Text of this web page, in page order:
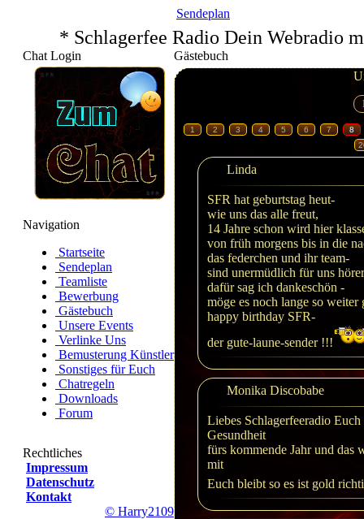
Sendeplan
* Schlagerfee Radio Dein Webradio
Chat Login
Navigation
Startseite
Sendeplan
Teamliste
Bewerbung
Gästebuch
Unsere Events
Verlinke Uns
Bemusterung Künstler
Sonstiges für Euch
Chatregeln
Downloads
Forum
Rechtliches
Impressum
Datenschutz
Kontakt
© Harry2109
Gästebuch
1 2 3 4 5 6 7
8
Linda
SFR hat geburtstag heut-
wie uns das alle freut,
14 Jahre schon wird hier
von früh morgens bis in die
das federchen und ihr team-
sind unermüdlich für uns
dafür sag ich dankeschön -
möge es noch lange so weiter
happy birthday SFR-
der gute-laune-sender !!!
Monika Discobabe
Liebes Schlagerfeeradio
Gesundheit
fürs kommende Jahr und das
mit
Euch bleibt so es ist gold